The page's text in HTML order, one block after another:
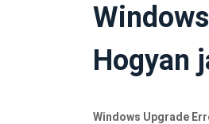
Hogyan
Windows Upgrade